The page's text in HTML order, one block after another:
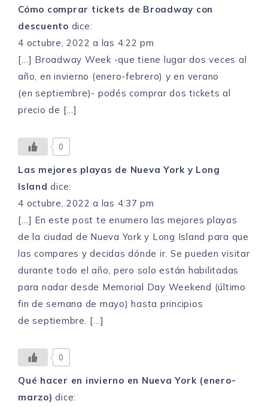
Cómo comprar tickets de Broadway con
descuento dice:
4 octubre, 2022 a las 4:22 pm
[…] Broadway Week -que tiene lugar dos veces al
año, en invierno (enero-febrero) y en verano
(en septiembre)- podés comprar dos tickets al
precio de […]
0
Las mejores playas de Nueva York y Long
Island dice:
4 octubre, 2022 a las 4:37 pm
[…] En este post te enumero las mejores playas
de la ciudad de Nueva York y Long Island para que
las compares y decidas dónde ir. Se pueden visitar
durante todo el año, pero solo están habilitadas
para nadar desde Memorial Day Weekend (último
fin de semana de mayo) hasta principios
de septiembre. […]
0
Qué hacer en invierno en Nueva York (enero-
marzo) dice: